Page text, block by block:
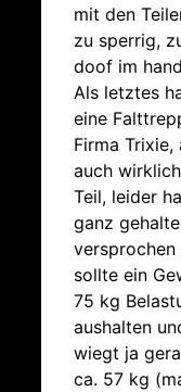
mit den
zu sperrig,
doof im
Als letztes
eine
Firma Trixie,
auch
Teil, leider
ganz
versprochen
sollte ein
75 kg
aushalten
wiegt ja
ca. 57 kg